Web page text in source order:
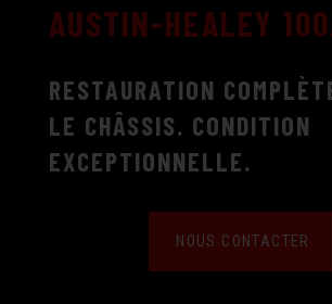
AUSTIN-HEALEY
RESTAURATION
LE CHÂSSIS. CONDITION
EXCEPTIONNELLE.
NOUS CONTACTER